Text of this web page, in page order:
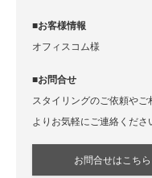
■お客様情報
オフィスコム様
■お問合せ
スタイリングのご依頼や
よりお気軽にご連絡くださ
お問合せはこちら